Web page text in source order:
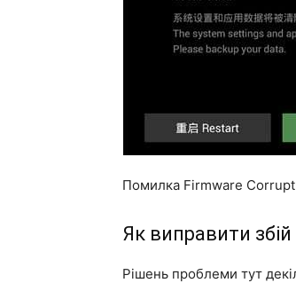
Помилка Firmware
Як виправити збій
Рішень проблеми тут